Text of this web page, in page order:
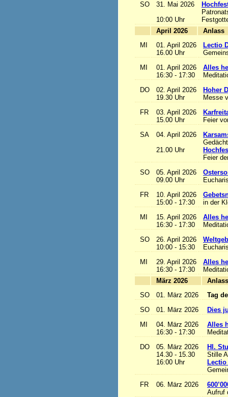
SO
31. Mai 2026
10:00 Uhr
April 2026
MI
01. April 2026
16.00 Uhr
Lectio
MI
01. April 2026
16:30 - 17:30
Alles
DO
02. April 2026
19.30 Uhr
Hoher
Messe
FR
03. April 2026
15.00 Uhr
Feier
SA
04. April 2026
21.00 Uhr
Feier
SO
05. April 2026
09.00 Uhr
FR
10. April 2026
15:00 - 17:30
in der
MI
15. April 2026
16:30 - 17:30
Alles
SO
26. April 2026
10:00 - 15:30
MI
29. April 2026
16:30 - 17:30
Alles
März 2026
SO
01. März 2026
Tag
SO
01. März 2026
Dies
MI
04. März 2026
16:30 - 17:30
Alles
DO
05. März 2026
14.30 - 15.30
16:00 Uhr
Hl.
Stille
FR
06. März 2026
Aufruf